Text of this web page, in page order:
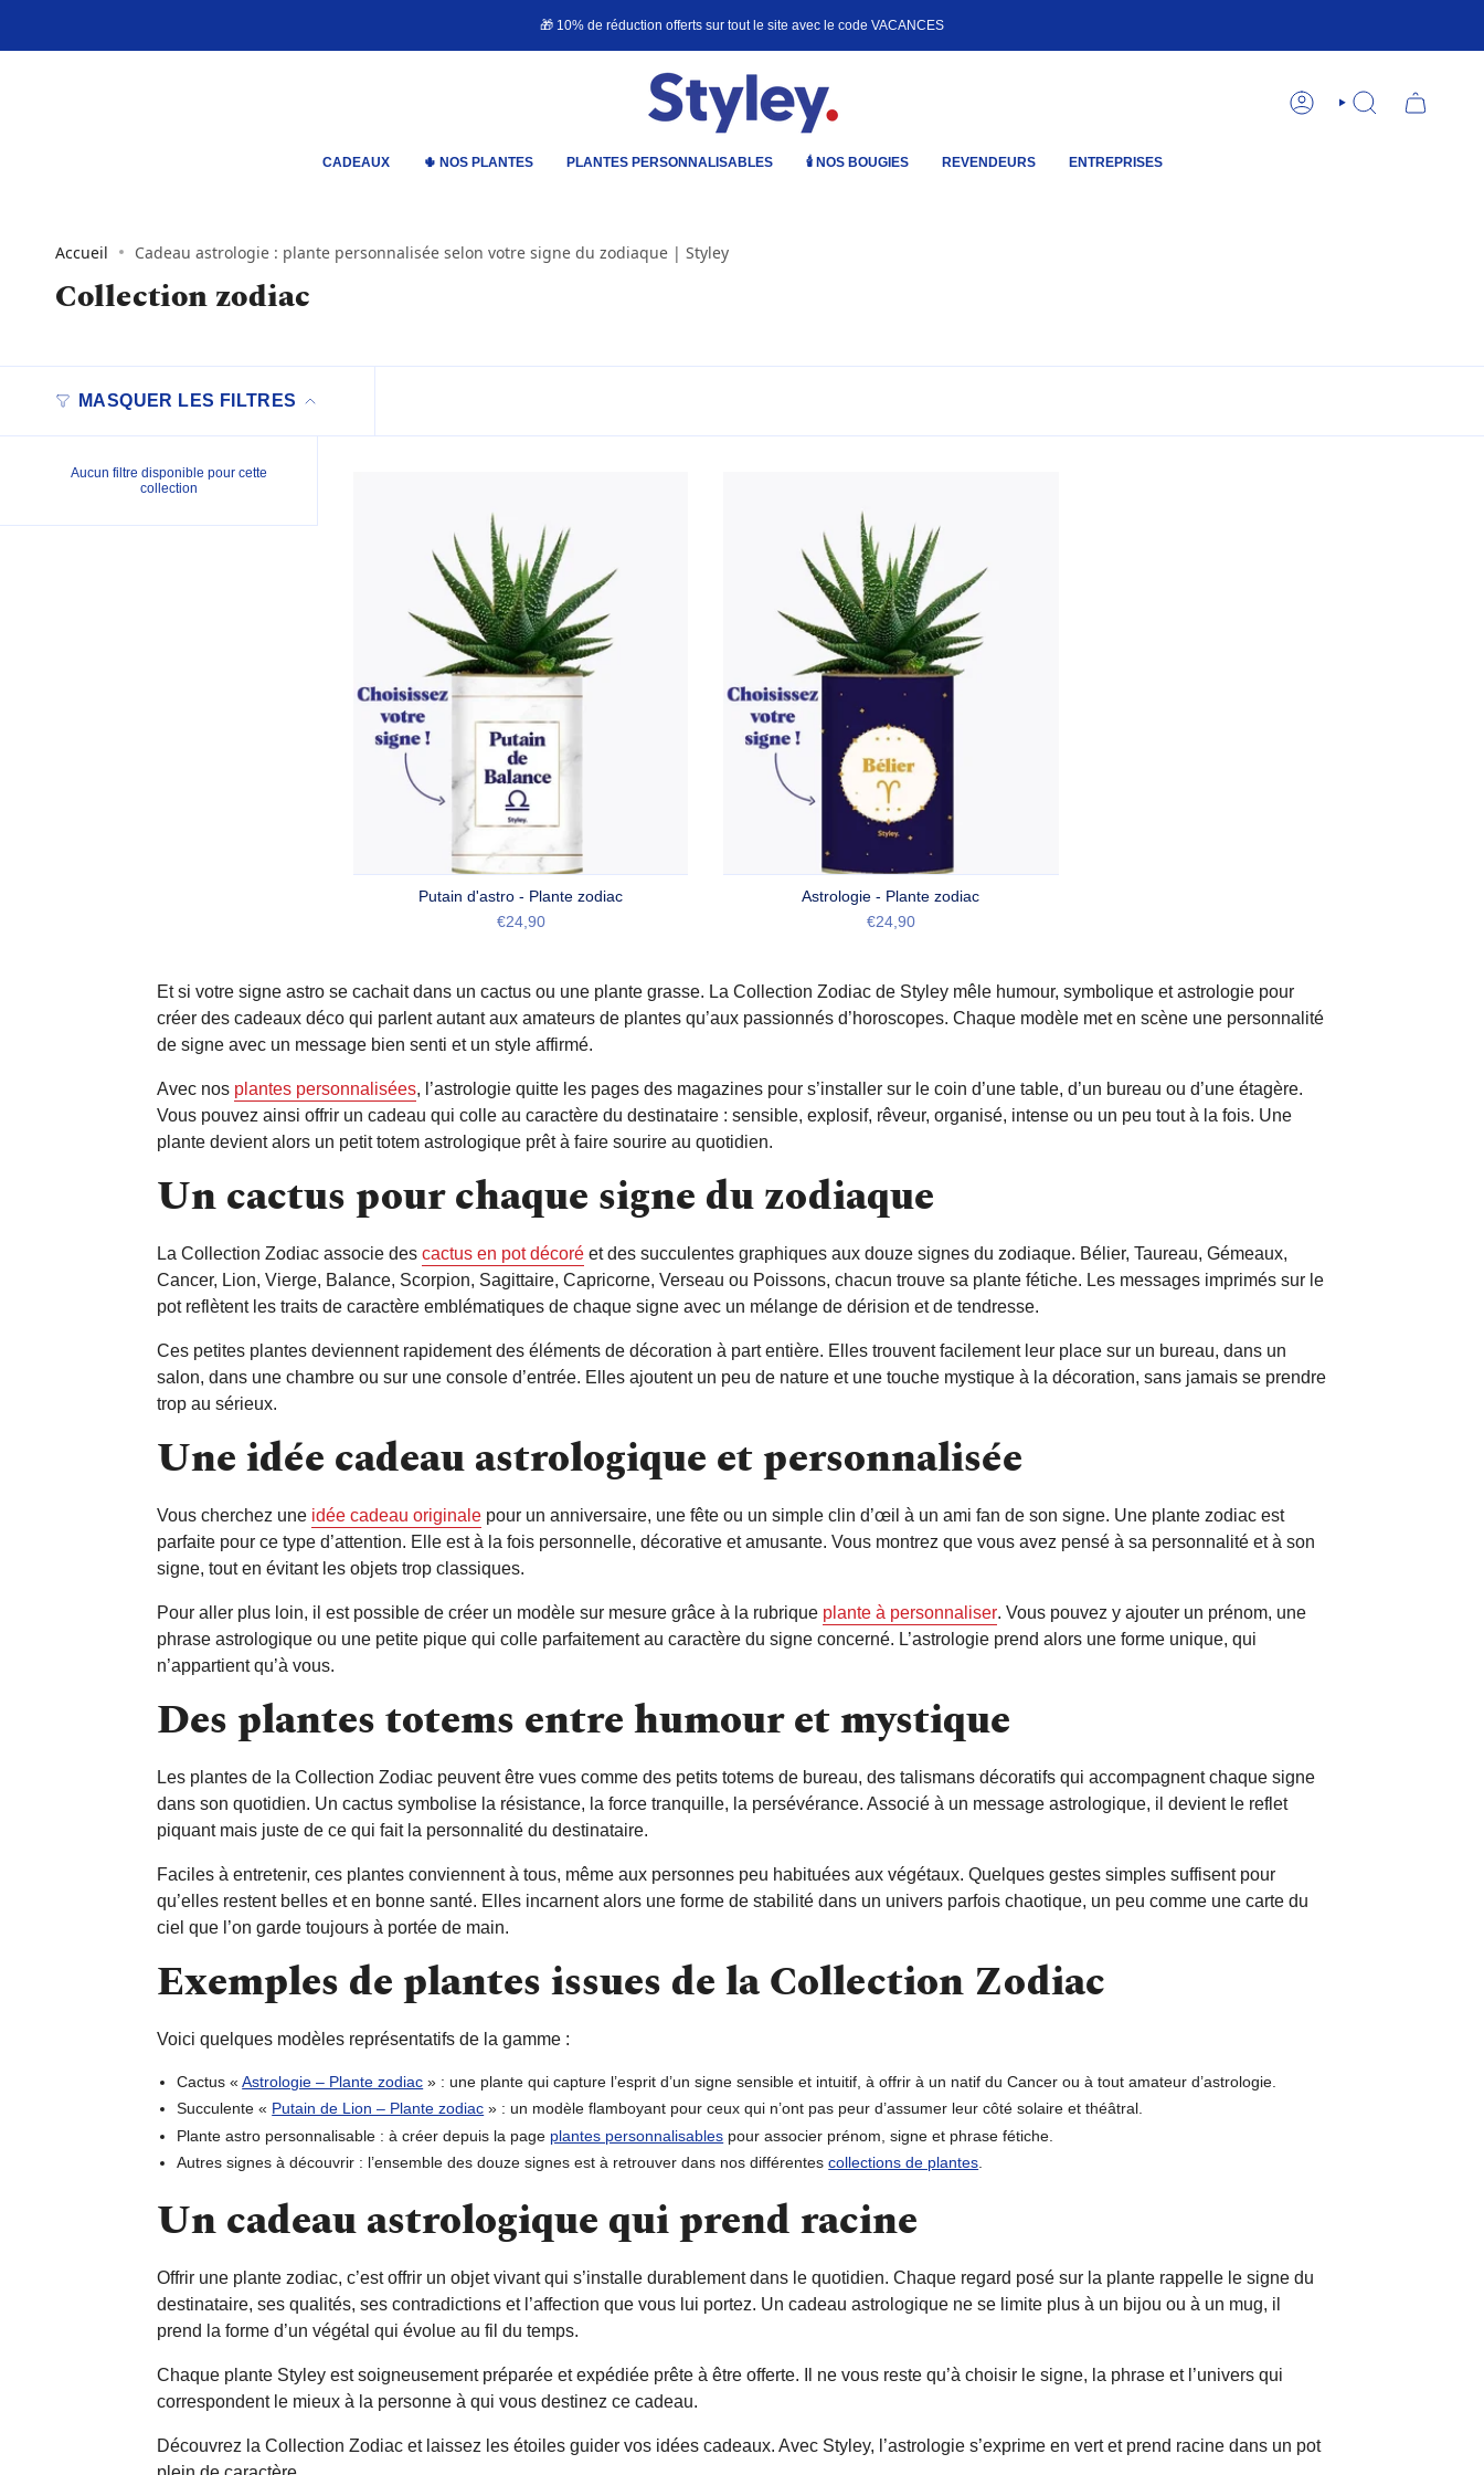
🎁 10% de réduction offerts sur tout le site avec le code VACANCES
COMPTE RECHERCHE
CADEAUX 🌵 NOS PLANTES PLANTES PERSONNALISABLES 🕯️ NOS BOUGIES REVENDEURS ENTREPRISES
Accueil Cadeau astrologie : plante personnalisée selon votre signe du zodiaque | Styley
Collection zodiac
MASQUER LES FILTRES
Aucun filtre disponible pour cette
collection
Putain d'astro - Plante zodiac
€24,90
Astrologie - Plante zodiac
€24,90
Et si votre signe astro se cachait dans un cactus ou une plante grasse. La Collection Zodiac de Styley mêle humour, symbolique et astrologie pour
créer des cadeaux déco qui parlent autant aux amateurs de plantes qu’aux passionnés d’horoscopes. Chaque modèle met en scène une personnalité
de signe avec un message bien senti et un style affirmé.
Avec nos plantes personnalisées, l’astrologie quitte les pages des magazines pour s’installer sur le coin d’une table, d’un bureau ou d’une étagère.
Vous pouvez ainsi offrir un cadeau qui colle au caractère du destinataire : sensible, explosif, rêveur, organisé, intense ou un peu tout à la fois. Une
plante devient alors un petit totem astrologique prêt à faire sourire au quotidien.
Un cactus pour chaque signe du zodiaque
La Collection Zodiac associe des cactus en pot décoré et des succulentes graphiques aux douze signes du zodiaque. Bélier, Taureau, Gémeaux,
Cancer, Lion, Vierge, Balance, Scorpion, Sagittaire, Capricorne, Verseau ou Poissons, chacun trouve sa plante fétiche. Les messages imprimés sur le
pot reflètent les traits de caractère emblématiques de chaque signe avec un mélange de dérision et de tendresse.
Ces petites plantes deviennent rapidement des éléments de décoration à part entière. Elles trouvent facilement leur place sur un bureau, dans un
salon, dans une chambre ou sur une console d’entrée. Elles ajoutent un peu de nature et une touche mystique à la décoration, sans jamais se prendre
trop au sérieux.
Une idée cadeau astrologique et personnalisée
Vous cherchez une idée cadeau originale pour un anniversaire, une fête ou un simple clin d’œil à un ami fan de son signe. Une plante zodiac est
parfaite pour ce type d’attention. Elle est à la fois personnelle, décorative et amusante. Vous montrez que vous avez pensé à sa personnalité et à son
signe, tout en évitant les objets trop classiques.
Pour aller plus loin, il est possible de créer un modèle sur mesure grâce à la rubrique plante à personnaliser. Vous pouvez y ajouter un prénom, une
phrase astrologique ou une petite pique qui colle parfaitement au caractère du signe concerné. L’astrologie prend alors une forme unique, qui
n’appartient qu’à vous.
Des plantes totems entre humour et mystique
Les plantes de la Collection Zodiac peuvent être vues comme des petits totems de bureau, des talismans décoratifs qui accompagnent chaque signe
dans son quotidien. Un cactus symbolise la résistance, la force tranquille, la persévérance. Associé à un message astrologique, il devient le reflet
piquant mais juste de ce qui fait la personnalité du destinataire.
Faciles à entretenir, ces plantes conviennent à tous, même aux personnes peu habituées aux végétaux. Quelques gestes simples suffisent pour
qu’elles restent belles et en bonne santé. Elles incarnent alors une forme de stabilité dans un univers parfois chaotique, un peu comme une carte du
ciel que l’on garde toujours à portée de main.
Exemples de plantes issues de la Collection Zodiac
Voici quelques modèles représentatifs de la gamme :
Cactus «Astrologie – Plante zodiac » : une plante qui capture l’esprit d’un signe sensible et intuitif, à offrir à un natif du Cancer ou à tout amateur d’astrologie.
Succulente « Putain de Lion – Plante zodiac » : un modèle flamboyant pour ceux qui n’ont pas peur d’assumer leur côté solaire et théâtral.
Plante astro personnalisable : à créer depuis la page plantes personnalisables pour associer prénom, signe et phrase fétiche.
Autres signes à découvrir : l’ensemble des douze signes est à retrouver dans nos différentescollections de plantes
Un cadeau astrologique qui prend racine
Offrir une plante zodiac, c’est offrir un objet vivant qui s’installe durablement dans le quotidien. Chaque regard posé sur la plante rappelle le signe du
destinataire, ses qualités, ses contradictions et l’affection que vous lui portez. Un cadeau astrologique ne se limite plus à un bijou ou à un mug, il
prend la forme d’un végétal qui évolue au fil du temps.
Chaque plante Styley est soigneusement préparée et expédiée prête à être offerte. Il ne vous reste qu’à choisir le signe, la phrase et l’univers qui
correspondent le mieux à la personne à qui vous destinez ce cadeau.
Découvrez la Collection Zodiac et laissez les étoiles guider vos idées cadeaux. Avec Styley, l’astrologie s’exprime en vert et prend racine dans un pot